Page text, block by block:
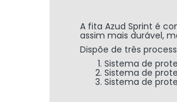
A fita Azud Sprint é
assim mais durável,
Dispõe de três
Sistema de
Sistema de
Sistema de